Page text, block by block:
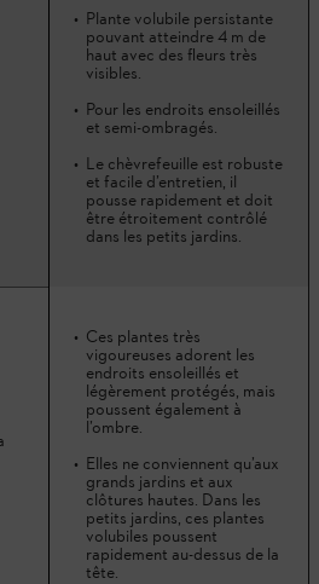
Plante volubile persistante
pouvant atteindre 4 m de
haut avec des fleurs très
visibles.
Pour les endroits ensoleillés
et semi-ombragés.
Le chèvrefeuille est robuste
et facile d’entretien, il
pousse rapidement et doit
être étroitement contrôlé
dans les petits jardins.
Ces plantes très
vigoureuses adorent les
endroits ensoleillés et
légèrement protégés, mais
poussent également à
l’ombre.
Elles ne conviennent qu’aux
grands jardins et aux
clôtures hautes. Dans les
petits jardins, ces plantes
volubiles poussent
rapidement au-dessus de la
tête.